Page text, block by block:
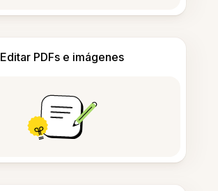
Editar PDFs e imágenes